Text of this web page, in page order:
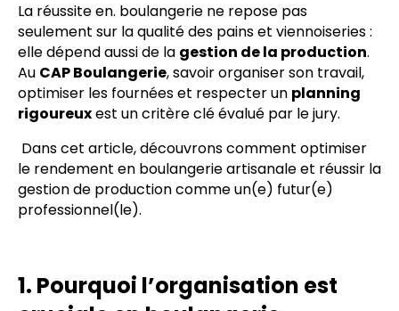
La réussite en. boulangerie ne repose pas
seulement sur la qualité des pains et viennoiseries :
elle dépend aussi de la gestion de la production.
Au CAP Boulangerie, savoir organiser son travail,
optimiser les fournées et respecter un planning
rigoureuxest un critère clé évalué par le jury.
Dans cet article, découvrons comment optimiser
le rendement en boulangerie artisanale et réussir la
gestion de production comme un(e) futur(e)
professionnel(le).
1. Pourquoi l’organisation est